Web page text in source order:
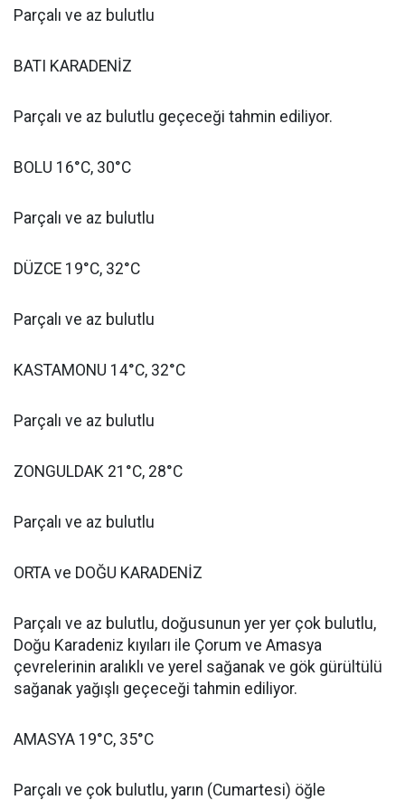
Parçalı ve az bulutlu
BATI KARADENİZ
Parçalı ve az bulutlu geçeceği tahmin ediliyor.
BOLU 16°C, 30°C
Parçalı ve az bulutlu
DÜZCE 19°C, 32°C
Parçalı ve az bulutlu
KASTAMONU 14°C, 32°C
Parçalı ve az bulutlu
ZONGULDAK 21°C, 28°C
Parçalı ve az bulutlu
ORTA ve DOĞU KARADENİZ
Parçalı ve az bulutlu, doğusunun yer yer çok bulutlu,
Doğu Karadeniz kıyıları ile Çorum ve Amasya
çevrelerinin aralıklı ve yerel sağanak ve gök gürültülü
sağanak yağışlı geçeceği tahmin ediliyor.
AMASYA 19°C, 35°C
Parçalı ve çok bulutlu, yarın (Cumartesi) öğle